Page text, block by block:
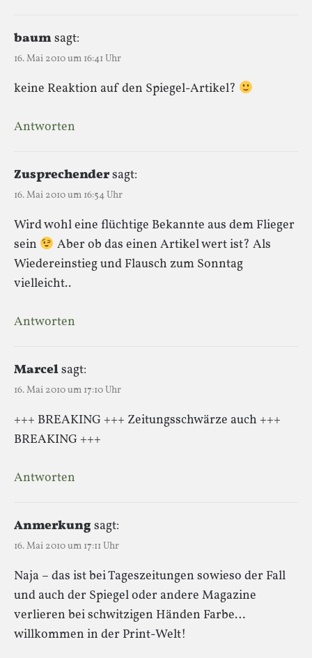
baumsagt:
16. Mai 2010 um 16:41 Uhr
keine Reaktion auf den Spiegel-Artikel?
Antworten
Zusprechendersagt:
16. Mai 2010 um 16:54 Uhr
Wird wohl eine flüchtige Bekannte aus dem Flieger
sein
Aber ob das einen Artikel wert ist? Als
Wiedereinstieg und Flausch zum Sonntag
vielleicht..
Antworten
Marcelsagt:
16. Mai 2010 um 17:10 Uhr
+++ BREAKING +++ Zeitungsschwärze auch +++
BREAKING +++
Antworten
Anmerkungsagt:
16. Mai 2010 um 17:11 Uhr
Naja – das ist bei Tageszeitungen sowieso der Fall
und auch der Spiegel oder andere Magazine
verlieren bei schwitzigen Händen Farbe…
willkommen in der Print-Welt!